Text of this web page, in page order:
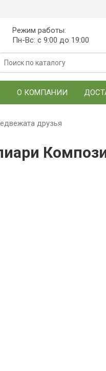
Режим работы:
Пн-Вс: с 9:00 до 19:00
О КОМПАНИИ
друзья